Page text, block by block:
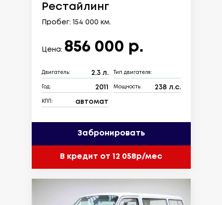
Рестайлинг
Пробег: 154 000 км.
Цена: 856 000 р.
Двигатель: 2.3 л. Тип двигателя:
Год: 2011 Мощность: 238 л.с.
КПП: автомат
Забронировать
В кредит от 12 058р/мес